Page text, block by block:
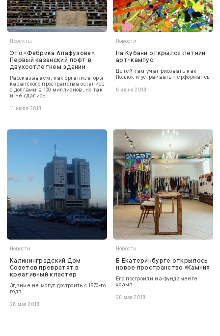
Проекты
Это «Фабрика Алафузова».
Первый казанский лофт в
двухсотлетнем здании
Рассказываем, как организаторы
казанского пространства остались
с долгами в 100 миллионов, но так
и не сдались.
11 июля 2018
Новости
На Кубани открылся летний
арт-кампус
Детей там учат рисовать как
Поллок и устраивать перформансы
6 июня 2018
Новости
Калининградский Дом
Советов превратят в
креативный кластер
Здание не могут достроить с 1970-го
года
28 мая 2018
Новости
В Екатеринбурге открылось
новое пространство «Камни»
Его построили на фундаменте
храма
28 мая 2018